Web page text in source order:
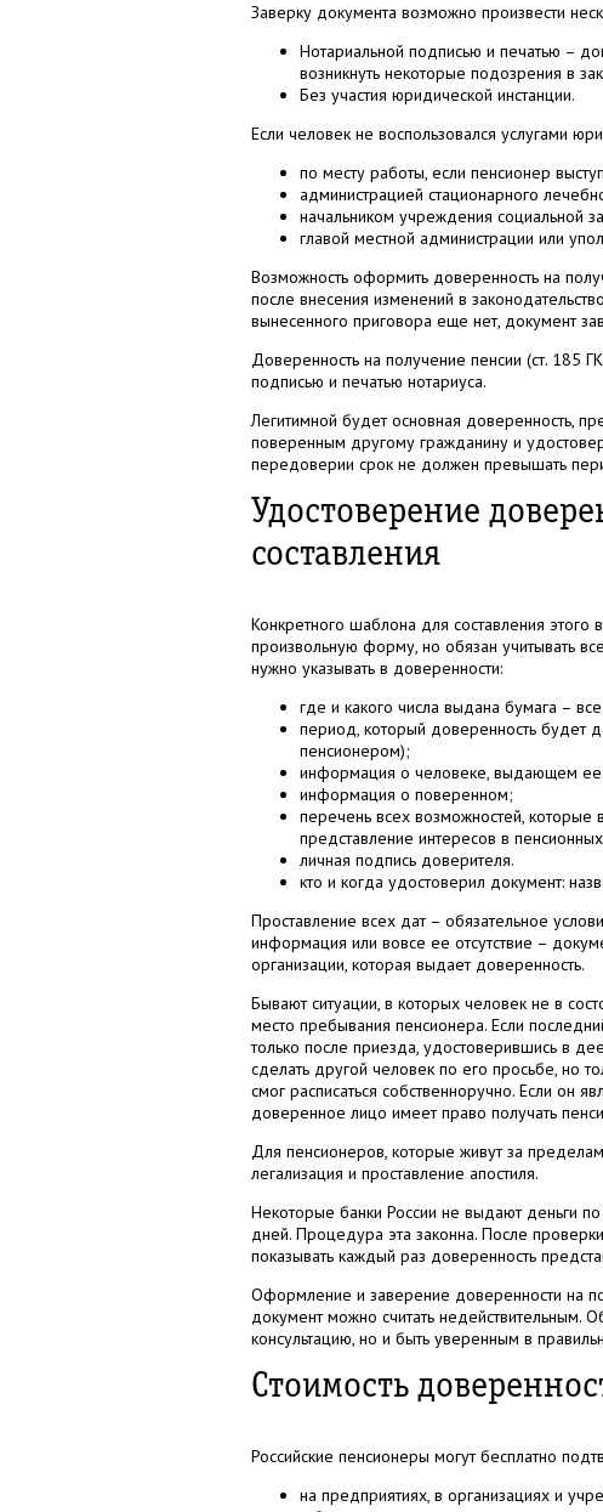
Заверку документа возможно произвести
Нотариальной подписью и печатью –
возникнуть некоторые подозрения в
Без участия юридической инстанции.
Если человек не воспользовался услугами
по месту работы, если пенсионер
администрацией стационарного
начальником учреждения социальной
главой местной администрации или
Возможность оформить доверенность на
после внесения изменений в
вынесенного приговора еще нет, документ
Доверенность на получение пенсии (ст. 185
подписью и печатью нотариуса.
Легитимной будет основная доверенность,
поверенным другому гражданину и
передоверии срок не должен превышать
Удостоверение
составления
Конкретного шаблона для составления
произвольную форму, но обязан учитывать
нужно указывать в доверенности:
где и какого числа выдана бумага –
период, который доверенность будет
пенсионером);
информация о человеке, выдающем ее:
информация о поверенном;
перечень всех возможностей, которые
представление интересов в
личная подпись доверителя.
кто и когда удостоверил документ:
Проставление всех дат – обязательное
информация или вовсе ее отсутствие –
организации, которая выдает доверенность.
Бывают ситуации, в которых человек не в
место пребывания пенсионера. Если
только после приезда, удостоверившись в
сделать другой человек по его просьбе, но
смог расписаться собственноручно. Если он
доверенное лицо имеет право получать
Для пенсионеров, которые живут за
легализация и проставление апостиля.
Некоторые банки России не выдают деньги
дней. Процедура эта законна. После
показывать каждый раз доверенность
Оформление и заверение доверенности на
документ можно считать недействительным.
консультацию, но и быть уверенным в
Стоимость
Российские пенсионеры могут бесплатно
на предприятиях, в организациях и